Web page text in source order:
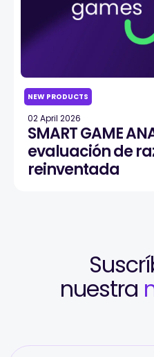
NEW PRODUCTS
02 April 2026
SMART GAME
evaluación de
reinventada
nuestra